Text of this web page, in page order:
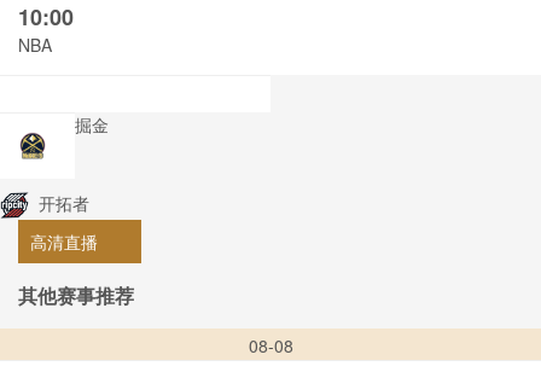
10:00
NBA
掘金
开拓者
高清直播
其他赛事推荐
08-08